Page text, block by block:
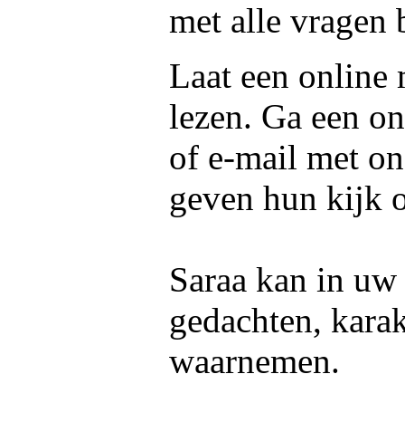
met alle vragen
Laat een online
lezen. Ga een
of e-mail met
geven hun kijk
Saraa kan in
gedachten,
waarnemen.